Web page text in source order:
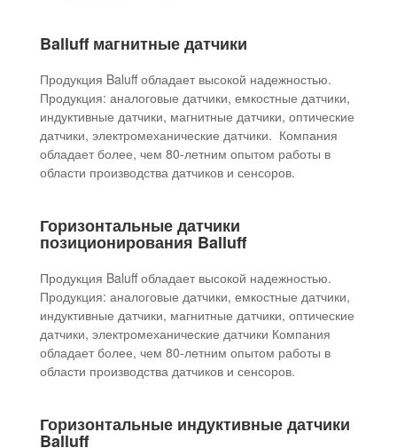
Balluff магнитные датчики
Продукция Baluff обладает высокой надежностью.
Продукция: аналоговые датчики, емкостные датчики,
индуктивные датчики, магнитные датчики, оптические
датчики, электромеханические датчики. Компания
обладает более, чем 80-летним опытом работы в
области производства датчиков и сенсоров.
Горизонтальные датчики
позиционирования Balluff
Продукция Baluff обладает высокой надежностью.
Продукция: аналоговые датчики, емкостные датчики,
индуктивные датчики, магнитные датчики, оптические
датчики, электромеханические датчики Компания
обладает более, чем 80-летним опытом работы в
области производства датчиков и сенсоров.
Горизонтальные индуктивные датчики
Balluff